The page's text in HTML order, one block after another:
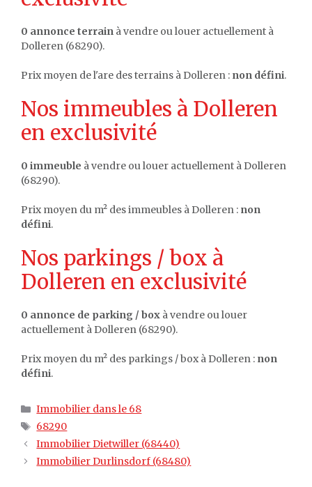
0 annonce terrain à vendre ou louer actuellement à
Dolleren (68290).
Prix moyen de l'are des terrains à Dolleren : non défini.
Nos immeubles à Dolleren
en exclusivité
0 immeuble à vendre ou louer actuellement à Dolleren
(68290).
Prix moyen du m² des immeubles à Dolleren : non
défini.
Nos parkings / box à
Dolleren en exclusivité
0 annonce de parking / box à vendre ou louer
actuellement à Dolleren (68290).
Prix moyen du m² des parkings / box à Dolleren : non
défini.
Catégories
Immobilier dans le 68
Étiquettes
68290
Immobilier Dietwiller (68440)
Immobilier Durlinsdorf (68480)